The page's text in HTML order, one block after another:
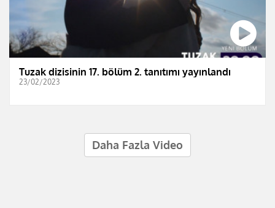
Tuzak dizisinin 17. bölüm 2. tanıtımı yayınlandı
23/02/2023
Daha Fazla Video